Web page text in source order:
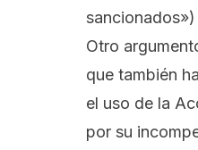
sancionados»)
Otro
que también
el uso de la
por su